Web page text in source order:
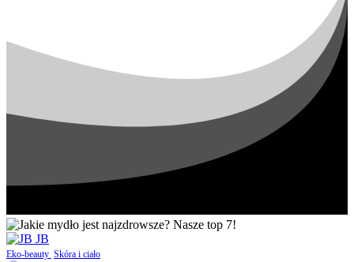
JB
Eko-beauty Skóra i ciało